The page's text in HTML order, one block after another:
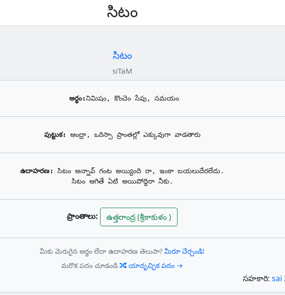
సిటం
సిటం
siTaM
అర్థం:నిమిషం, కొంచెం సేపు, సమయం
పుట్టుక: ఆంధ్రా, ఒరిస్సా ప్రాంతల్లో ఎక్కువుగా వాడతారు
ఉదాహరణ: సిటం అన్నావ్ గంట అయ్యింది రా, ఇంకా బయలుదేరలేదు.
సిటం ఆగితే ఏటి అయిపోద్దిరా నీకు.
ప్రాంతాలు: ఉత్తరాంద్ర (శ్రీకాకుళం )
మీకు మెరుగైన అర్థం లేదా ఉదాహరణ తెలుసా? మీరూ చేర్చండి!
మరొక పదం చూడండి
యాదృచ్ఛిక పదం →
సహకారి: sai